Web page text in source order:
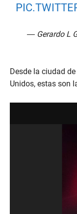
— Gerardo L
Desde la ciudad
Unidos, estas son